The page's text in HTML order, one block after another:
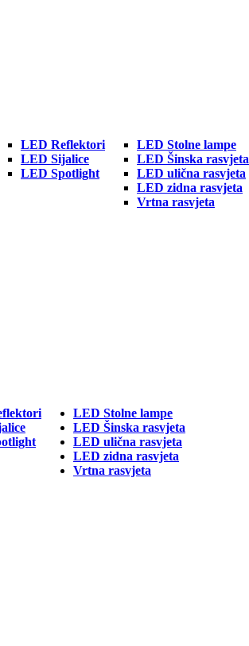
LED Reflektori
LED Sijalice
LED Spotlight
LED Stolne lampe
LED Šinska rasvjeta
LED ulična rasvjeta
LED zidna rasvjeta
Vrtna rasvjeta
LED Stolne lampe
LED Šinska rasvjeta
LED ulična rasvjeta
LED zidna rasvjeta
Vrtna rasvjeta